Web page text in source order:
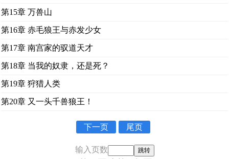
第15章 万兽山
第16章 赤毛狼王与赤发少女
第17章 南宫家的驭道天才
第18章 当我的奴隶，还是死？
第19章 狩猎人类
第20章 又一头千兽狼王！
下一页 尾页
输入页数